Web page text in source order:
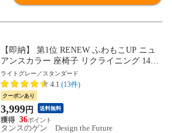
【即納】 第1位 RENEW ふわもこUP ニュ
アンスカラー 座椅子 リクライニング 14段
ギア フロア チェア チェアー リクライニン
グ座椅子 座イス 椅子 いす コンパクト 折
り畳み 小さい 1人 ギフト プレゼント 6517
000384A〔ライトグレー〕
ライトグレー／スタンダード
4.1 (13件)
クーポンあり
3,999円 送料無料
36
タンスのゲン Design the Future